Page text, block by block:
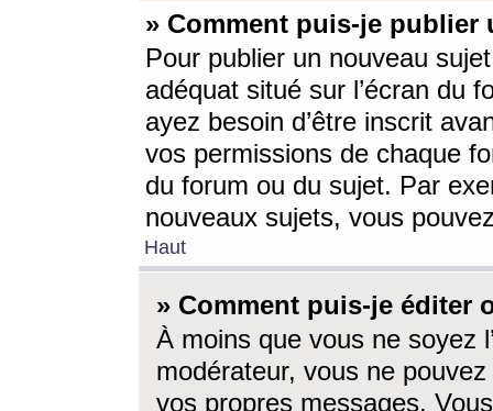
» Comment puis-je
Pour publier un nouveau
adéquat situé sur l’écran du
ayez besoin d’être inscrit
vos permissions de chaque
du forum ou du sujet. Par
nouveaux sujets, vous
Haut
» Comment puis-je éditer
À moins que vous ne soyez
modérateur, vous ne
vos propres messages.